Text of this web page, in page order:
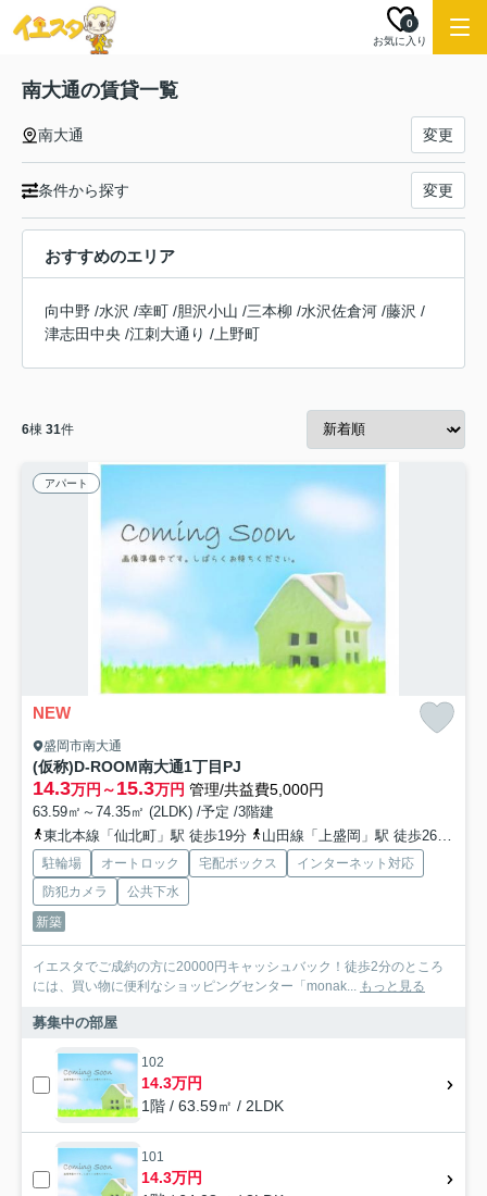
お気に入り
0
南大通の賃貸一覧
南大通 変更
条件から探す 変更
おすすめのエリア
向中野 /水沢 /幸町 /胆沢小山 /三本柳 /水沢佐倉河 /藤沢 /
津志田中央 /江刺大通り / 上野町
6棟 31件
アパート
NEW
盛岡市南大通
(仮称)D-ROOM南大通1丁目PJ
14.3万円～15.3万円 管理/共益費5,000円
63.59㎡～74.35㎡ (2LDK) /予定 /3階建
東北本線「仙北町」駅 徒歩19分
山田線「上盛岡」駅 徒歩26分
駐輪場 オートロック 宅配ボックス
インターネット対応
防犯カメラ
公共下水
新築
イエスタでご成約の方に20000円キャッシュバック！徒歩2分のところ
には、買い物に便利なショッピングセンター「monak... もっと見る
募集中の部屋
102
14.3万円
1階 / 63.59㎡ / 2LDK
101
14.3万円